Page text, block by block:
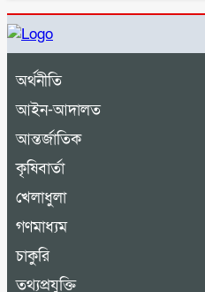
অর্থনীতি
আইন-আদালত
আন্তর্জাতিক
কৃষিবার্তা
খেলাধুলা
গণমাধ্যম
চাকুরি
তথ্যপ্রযুক্তি